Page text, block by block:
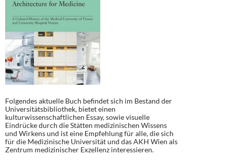
Folgendes aktuelle Buch befindet sich im Bestand der
Universitätsbibliothek, bietet einen
kulturwissenschaftlichen Essay, sowie visuelle
Eindrücke durch die Stätten medizinischen Wissens
und Wirkens und ist eine Empfehlung für alle, die sich
für die Medizinische Universität und das AKH Wien als
Zentrum medizinischer Exzellenz interessieren.